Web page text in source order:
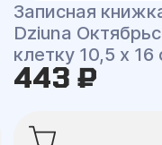
Записная
Dziuna
клетку 10,5 x 16
443 ₽